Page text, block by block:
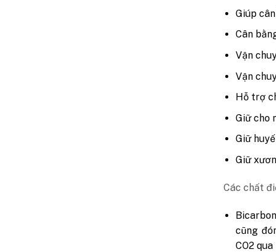
Giúp
Cân
Vận
Vận
Hỗ trợ
Giữ cho
Giữ
Giữ
Các chất
cũng
CO2 qua